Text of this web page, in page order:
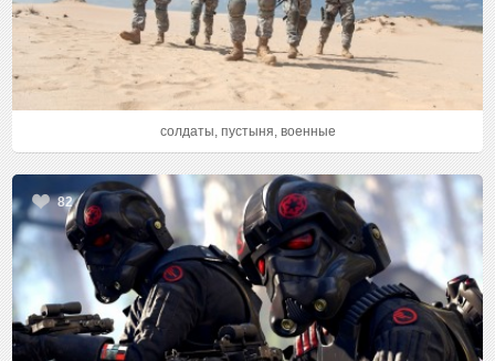
солдаты, пустыня, военные
82